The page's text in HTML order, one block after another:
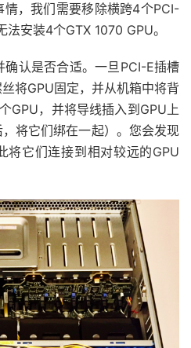
，我们需要移除横跨4个PCI-
安装4个GTX 1070 GPU。
认是否合适。一旦PCI-E插槽
将GPU固定，并从机箱中将背
GPU，并将导线插入到GPU上
，将它们绑在一起）。您会发现
将它们连接到相对较远的GPU